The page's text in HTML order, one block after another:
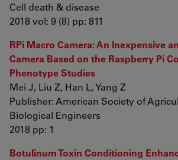
Cell death & disease
2018 vol: 9 (8) pp: 811
RPi Macro Camera: An Inexpensive
Camera Based on the Raspberry Pi
Phenotype Studies
Mei J, Liu Z, Han L, Yang Z
Publisher: American Society of
Biological Engineers
2018 pp: 1
Botulinum Toxin Conditioning